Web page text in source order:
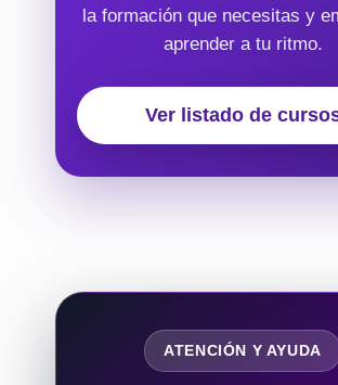
la formación que necesitas y
aprender a tu ritmo.
Ver listado de
ATENCIÓN Y AYUDA